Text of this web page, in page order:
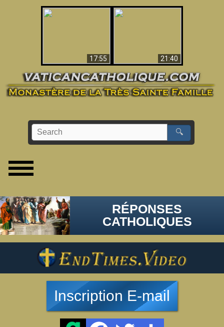
17:55
21:40
🔍
RÉPONSES
CATHOLIQUES
Inscription E-mail